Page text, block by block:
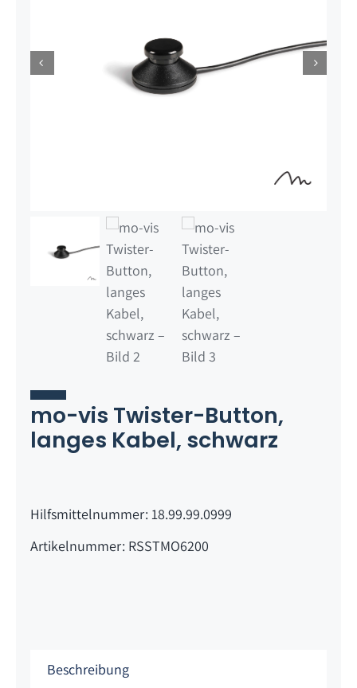
mo-vis Twister-Button,
langes Kabel, schwarz
Hilfsmittelnummer: 18.99.99.0999
Artikelnummer: RSSTMO6200
Beschreibung